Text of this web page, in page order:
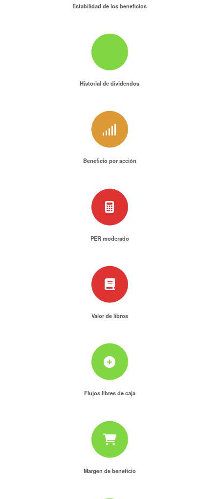
Estabilidad de los beneficios
Historial de dividendos
Beneficio por acción
PER moderado
Valor de libros
Flujos libres de caja
Margen de beneficio